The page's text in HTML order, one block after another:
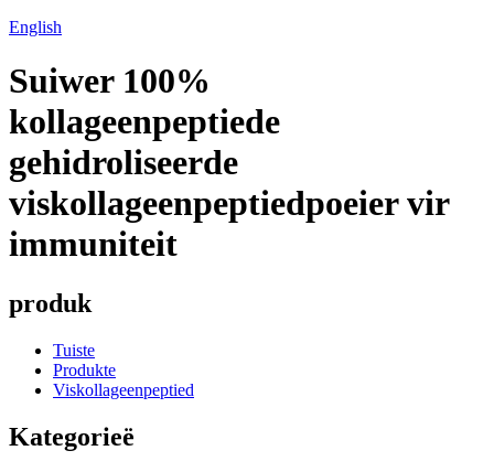
English
Suiwer 100%
kollageenpeptiede
gehidroliseerde
viskollageenpeptiedpoeier vir
immuniteit
produk
Tuiste
Produkte
Viskollageenpeptied
Kategorieë